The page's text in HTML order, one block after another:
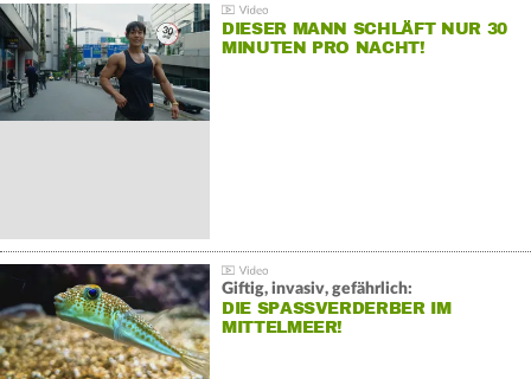
DIESER MANN SCHLÄFT NUR 30
MINUTEN PRO NACHT!
Giftig, invasiv, gefährlich:
DIE SPASSVERDERBER IM M
ITTELMEER!